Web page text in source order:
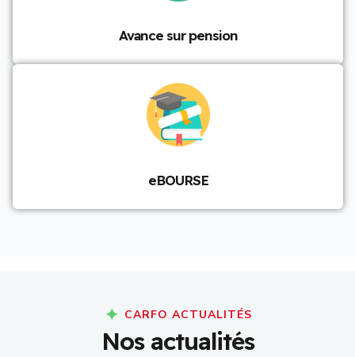
Avance sur pension
eBOURSE
CARFO ACTUALITÉS
Nos actualités